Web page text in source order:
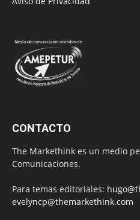
CONTACTO
The Markethink es un medio
Comunicaciones.
Para temas editoriales:
evelyncp@themarkethink.com